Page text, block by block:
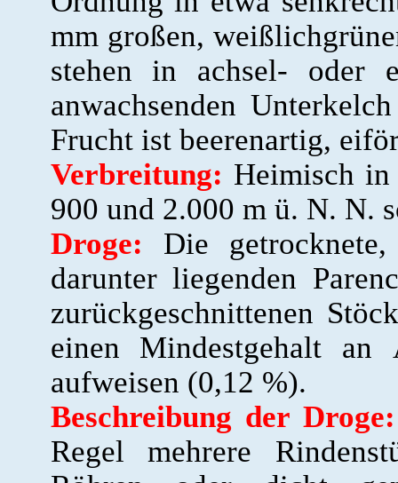
mm großen,
stehen in achsel- oder
anwachsenden
Frucht ist beerenartig,
Verbreitung: Heimisch
900 und 2.000 m ü. N. N.
Droge: Die
darunter liegenden
zurückgeschnittenen
einen Mindestgehalt
aufweisen (0,12 %).
Beschreibung der Droge:
Regel mehrere